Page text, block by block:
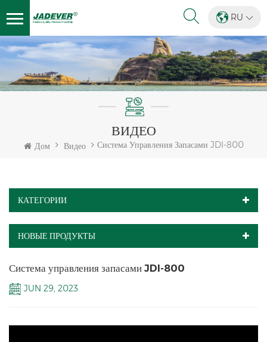
RU
ВИДЕО
Дом Видео Система Управления Запасами JDI-800
КАТЕГОРИИ
НОВЫЕ ПРОДУКТЫ
Система управления запасами JDI-800
JUN 29, 2023